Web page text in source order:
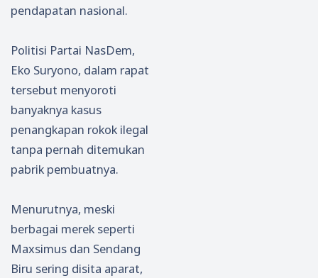
pendapatan nasional.
Politisi Partai NasDem,
Eko Suryono, dalam rapat
tersebut menyoroti
banyaknya kasus
penangkapan rokok ilegal
tanpa pernah ditemukan
pabrik pembuatnya.
Menurutnya, meski
berbagai merek seperti
Maxsimus dan Sendang
Biru sering disita aparat,